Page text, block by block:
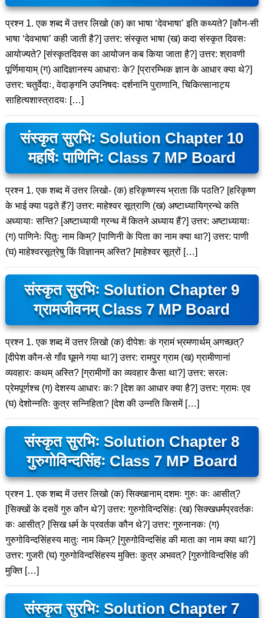
प्रश्न 1. एक शब्द में उत्तर लिखो (क) का भाषा ‘देवभाषा’ इति कथ्यते? [कौन-सी
भाषा ‘देवभाषा’ कही जाती है?] उत्तर: संस्कृत भाषा (ख) कदा संस्कृत दिवसः
आयोज्यते? [संस्कृतदिवस का आयोजन कब किया जाता है?] उत्तर: श्रावणी
पूर्णिमायाम् (ग) आदिज्ञानस्य आधाराः के? [प्रारम्भिक ज्ञान के आधार क्या थे?]
उत्तर: चतुर्वेदाः, वेदाङ्गनि उपनिषदः दर्शनानि पुराणानि, चिकित्सानाट्य
साहित्यशास्त्रादयः […]
संस्कृत सुरभिः Solution Chapter 10
महर्षिः पाणिनिः Class 7 MP Board
प्रश्न 1. एक शब्द में उत्तर लिखो- (क) हरिकृष्णस्य भ्राता किं पठति? [हरिकृष्ण
के भाई क्या पढ़ते हैं?] उत्तर: माहेश्वर सूत्राणि (ख) अष्टाध्यायिग्रन्थे कति
अध्यायाः सन्ति? [अष्टाध्यायी ग्रन्थ में कितने अध्याय हैं?] उत्तर: अष्टाध्यायाः
(ग) पाणिनेः पितुः नाम किम्? [पाणिनी के पिता का नाम क्या था?] उत्तर: पाणी
(घ) माहेश्वरसूत्रेषु किं विज्ञानम् अस्ति? [माहेश्वर सूत्रों […]
संस्कृत सुरभिः Solution Chapter 9
ग्रामजीवनम् Class 7 MP Board
प्रश्न 1. एक शब्द में उत्तर लिखो (क) दीपेशः कं ग्रामं भ्रमणार्थम् अगच्छत्?
[दीपेश कौन-से गाँव घूमने गया था?] उत्तर: रामपुर ग्राम (ख) ग्रामीणानां
व्यवहारः कथम् अस्ति? [ग्रामीणों का व्यवहार कैसा था?] उत्तर: सरलः
प्रेमपूर्णश्च (ग) देशस्य आधारः कः? [देश का आधार क्या है?] उत्तर: ग्रामः एव
(घ) देशोन्नतिः कुत्र सन्निहिता? [देश की उन्नति किसमें […]
संस्कृत सुरभिः Solution Chapter 8
गुरुगोविन्दसिंहः Class 7 MP Board
प्रश्न 1. एक शब्द में उत्तर लिखो (क) सिक्खानाम् दशमः गुरुः कः आसीत्?
[सिक्खों के दसवें गुरु कौन थे?] उत्तर: गुरुगोविन्दसिंहः (ख) सिक्खधर्मप्रवर्तकः
कः आसीत्? [सिख धर्म के प्रवर्तक कौन थे?] उत्तर: गुरुनानकः (ग)
गुरुगोविन्दसिंहस्य मातुः नाम किम्? [गुरुगोविन्दसिंह की माता का नाम क्या था?]
उत्तर: गुजरी (घ) गुरुगोविन्दसिंहस्य मुक्तिः कुत्र अभवत्? [गुरुगोविन्दसिंह की
मुक्ति […]
संस्कृत सुरभिः Solution Chapter 7